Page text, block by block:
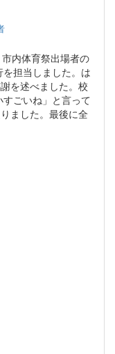
内体育祭出場者の
担当しました。は
を述べました。校
ごいね」と言って
ました。最後に全